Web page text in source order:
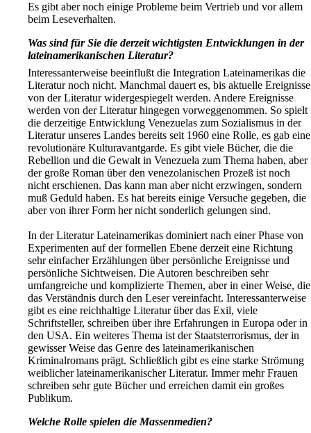
Es gibt aber noch einige Probleme beim Vertrieb und vor allem
beim Leseverhalten.
Was sind für Sie die derzeit wichtigsten Entwicklungen in der
lateinamerikanischen Literatur?
Interessanterweise beeinflußt die Integration Lateinamerikas die
Literatur noch nicht. Manchmal dauert es, bis aktuelle Ereignisse
von der Literatur widergespiegelt werden. Andere Ereignisse
werden von der Literatur hingegen vorweggenommen. So spielt
die derzeitige Entwicklung Venezuelas zum Sozialismus in der
Literatur unseres Landes bereits seit 1960 eine Rolle, es gab eine
revolutionäre Kultur­avantgarde. Es gibt viele Bücher, die die
Rebellion und die Gewalt in Venezuela zum Thema haben, aber
der große Roman über den venezolanischen Prozeß ist noch
nicht erschienen. Das kann man aber nicht erzwingen, sondern
muß Geduld haben. Es hat bereits einige Versuche gegeben, die
aber von ihrer Form her nicht sonderlich gelungen sind.
In der Literatur Lateinamerikas dominiert nach einer Phase von
Experimenten auf der formellen Ebene derzeit eine Richtung
sehr einfacher Erzählungen über persönliche Ereignisse und
persönliche Sichtweisen. Die Autoren beschreiben sehr
umfangreiche und komplizierte Themen, aber in einer Weise, die
das Verständnis durch den Leser vereinfacht. Interessanterweise
gibt es eine reichhaltige Literatur über das Exil, viele
Schriftsteller, schreiben über ihre Erfahrungen in Europa oder in
den USA. Ein weiteres Thema ist der Staatsterrorismus, der in
gewisser Weise das Genre des lateinamerikanischen
Kriminalromans prägt. Schließlich gibt es eine starke Strömung
weiblicher lateinamerikanischer Literatur. Immer mehr Frauen
schreiben sehr gute Bücher und erreichen damit ein großes
Publikum.
Welche Rolle spielen die Massenmedien?